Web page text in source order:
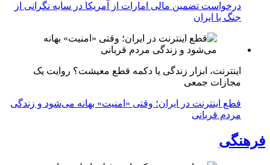
درخواست تضمین مالی امارات از آمریکا در سایه نگرانی از
جنگ با ایران
اینترنت، ابزار زندگی یا دکمه قطع معیشت؟ روایت یک
مجازات جمعی
قطع اینترنت در ایران؛ وقتی «امنیت» بهانه می‌شود و زندگی
مردم قربانی
فرهنگی